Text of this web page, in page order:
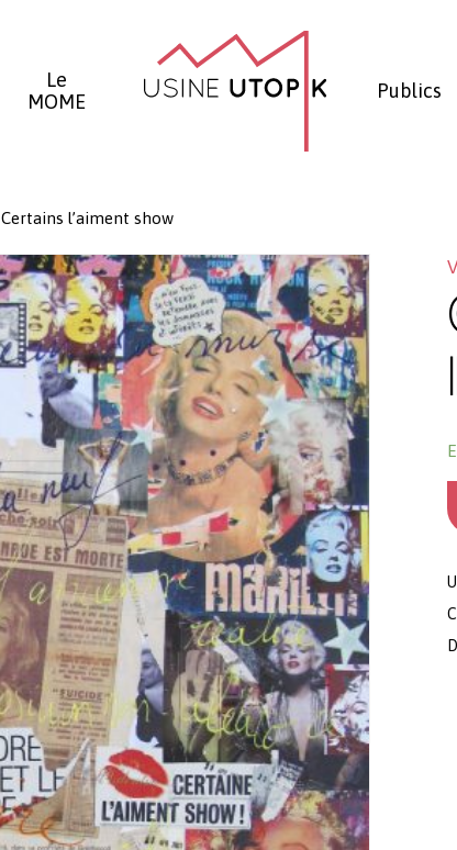
Le
MOME
Publics
Certains l’aiment show